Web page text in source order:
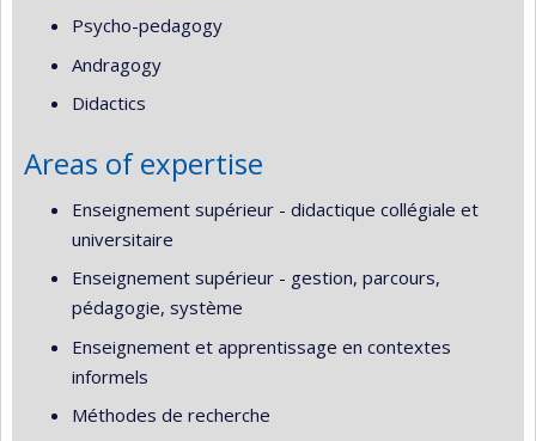
Psycho-pedagogy
Andragogy
Didactics
Areas of expertise
Enseignement supérieur - didactique collégiale et
universitaire
Enseignement supérieur - gestion, parcours,
pédagogie, système
Enseignement et apprentissage en contextes
informels
Méthodes de recherche